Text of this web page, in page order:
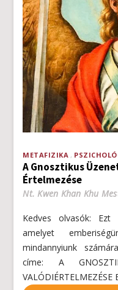
METAFIZIKA
A Gnosztikus
Értelmezése
Nt. Kwen Khan Khu
Kedves olvasók:
amelyet
mindannyiunk
címe: A
VALÓDIÉRTELMEZÉSE